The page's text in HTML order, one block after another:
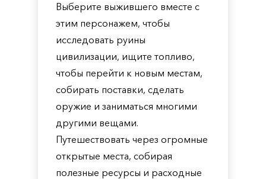
Выберите выжившего вместе с
этим персонажем, чтобы
исследовать руины
цивилизации, ищите топливо,
чтобы перейти к новым местам,
собирать поставки, сделать
оружие и заниматься многими
другими вещами.
Путешествовать через огромные
открытые места, собирая
полезные ресурсы и расходные